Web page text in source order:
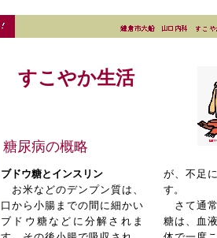
すこやか生活
糖尿病の概略
ブドウ糖とインスリン
お米などのデンプン質は、
口から小腸までの間に細かい
ブドウ糖などに分解されま
が、不足
す。
さて通
糖は、血